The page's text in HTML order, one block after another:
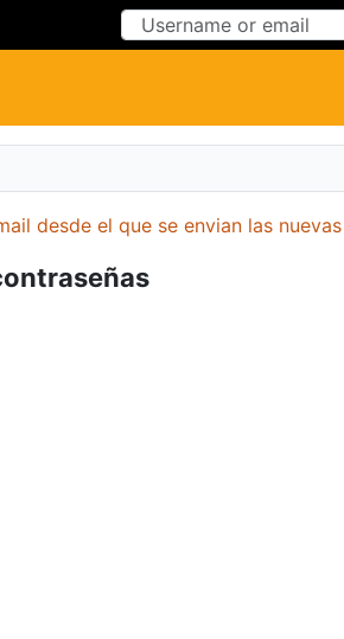
desde el que se envian las